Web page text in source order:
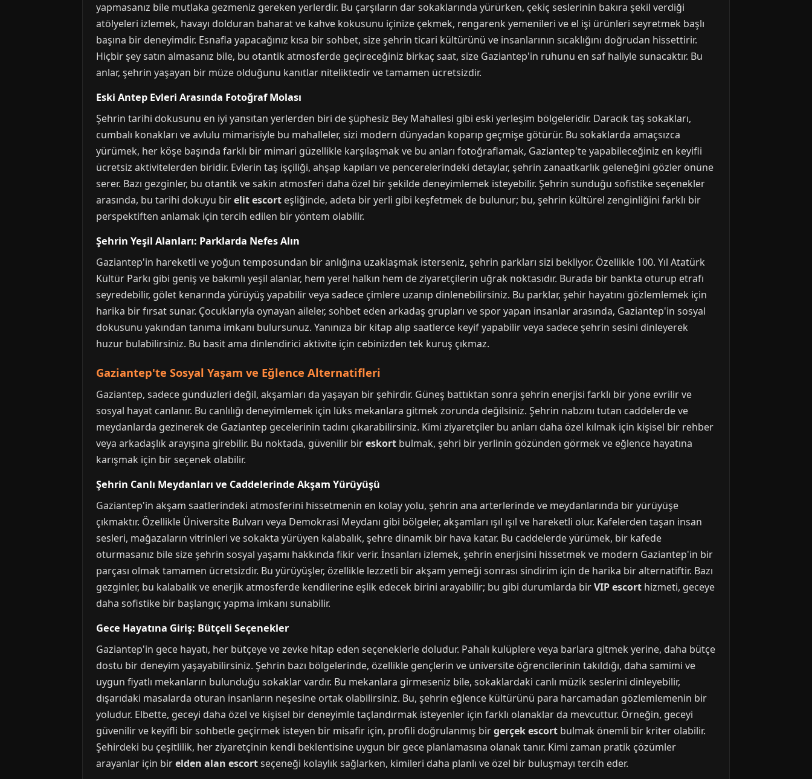
yapmasanız bile mutlaka gezmeniz gereken yerlerdir. Bu çarşıların dar sokaklarında yürürken, çekiç seslerinin bakıra şekil verdiği
atölyeleri izlemek, havayı dolduran baharat ve kahve kokusunu içinize çekmek, rengarenk yemenileri ve el işi ürünleri seyretmek başlı
başına bir deneyimdir. Esnafla yapacağınız kısa bir sohbet, size şehrin ticari kültürünü ve insanlarının sıcaklığını doğrudan hissettirir.
Hiçbir şey satın almasanız bile, bu otantik atmosferde geçireceğiniz birkaç saat, size Gaziantep'in ruhunu en saf haliyle sunacaktır. Bu
anlar, şehrin yaşayan bir müze olduğunu kanıtlar niteliktedir ve tamamen ücretsizdir.
Eski Antep Evleri Arasında Fotoğraf Molası
Şehrin tarihi dokusunu en iyi yansıtan yerlerden biri de şüphesiz Bey Mahallesi gibi eski yerleşim bölgeleridir. Daracık taş sokakları,
cumbalı konakları ve avlulu mimarisiyle bu mahalleler, sizi modern dünyadan koparıp geçmişe götürür. Bu sokaklarda amaçsızca
yürümek, her köşe başında farklı bir mimari güzellikle karşılaşmak ve bu anları fotoğraflamak, Gaziantep'te yapabileceğiniz en keyifli
ücretsiz aktivitelerden biridir. Evlerin taş işçiliği, ahşap kapıları ve pencerelerindeki detaylar, şehrin zanaatkarlık geleneğini gözler önüne
serer. Bazı gezginler, bu otantik ve sakin atmosferi daha özel bir şekilde deneyimlemek isteyebilir. Şehrin sunduğu sofistike seçenekler
arasında, bu tarihi dokuyu birelit escort eşliğinde, adeta bir yerli gibi keşfetmek de bulunur; bu, şehrin kültürel zenginliğini farklı bir
perspektiften anlamak için tercih edilen bir yöntem olabilir.
Şehrin Yeşil Alanları: Parklarda Nefes Alın
Gaziantep'in hareketli ve yoğun temposundan bir anlığına uzaklaşmak isterseniz, şehrin parkları sizi bekliyor. Özellikle 100. Yıl Atatürk
Kültür Parkı gibi geniş ve bakımlı yeşil alanlar, hem yerel halkın hem de ziyaretçilerin uğrak noktasıdır. Burada bir bankta oturup etrafı
seyredebilir, gölet kenarında yürüyüş yapabilir veya sadece çimlere uzanıp dinlenebilirsiniz. Bu parklar, şehir hayatını gözlemlemek için
harika bir fırsat sunar. Çocuklarıyla oynayan aileler, sohbet eden arkadaş grupları ve spor yapan insanlar arasında, Gaziantep'in sosyal
dokusunu yakından tanıma imkanı bulursunuz. Yanınıza bir kitap alıp saatlerce keyif yapabilir veya sadece şehrin sesini dinleyerek
huzur bulabilirsiniz. Bu basit ama dinlendirici aktivite için cebinizden tek kuruş çıkmaz.
Gaziantep'te Sosyal Yaşam ve Eğlence Alternatifleri
Gaziantep, sadece gündüzleri değil, akşamları da yaşayan bir şehirdir. Güneş battıktan sonra şehrin enerjisi farklı bir yöne evrilir ve
sosyal hayat canlanır. Bu canlılığı deneyimlemek için lüks mekanlara gitmek zorunda değilsiniz. Şehrin nabzını tutan caddelerde ve
meydanlarda gezinerek de Gaziantep gecelerinin tadını çıkarabilirsiniz. Kimi ziyaretçiler bu anları daha özel kılmak için kişisel bir rehber
veya arkadaşlık arayışına girebilir. Bu noktada, güvenilir bireskort bulmak, şehri bir yerlinin gözünden görmek ve eğlence hayatına
karışmak için bir seçenek olabilir.
Şehrin Canlı Meydanları ve Caddelerinde Akşam Yürüyüşü
Gaziantep'in akşam saatlerindeki atmosferini hissetmenin en kolay yolu, şehrin ana arterlerinde ve meydanlarında bir yürüyüşe
çıkmaktır. Özellikle Üniversite Bulvarı veya Demokrasi Meydanı gibi bölgeler, akşamları ışıl ışıl ve hareketli olur. Kafelerden taşan insan
sesleri, mağazaların vitrinleri ve sokakta yürüyen kalabalık, şehre dinamik bir hava katar. Bu caddelerde yürümek, bir kafede
oturmasanız bile size şehrin sosyal yaşamı hakkında fikir verir. İnsanları izlemek, şehrin enerjisini hissetmek ve modern Gaziantep'in bir
parçası olmak tamamen ücretsizdir. Bu yürüyüşler, özellikle lezzetli bir akşam yemeği sonrası sindirim için de harika bir alternatiftir. Bazı
gezginler, bu kalabalık ve enerjik atmosferde kendilerine eşlik edecek birini arayabilir; bu gibi durumlarda birVIP escort hizmeti, geceye
daha sofistike bir başlangıç yapma imkanı sunabilir.
Gece Hayatına Giriş: Bütçeli Seçenekler
Gaziantep'in gece hayatı, her bütçeye ve zevke hitap eden seçeneklerle doludur. Pahalı kulüplere veya barlara gitmek yerine, daha bütçe
dostu bir deneyim yaşayabilirsiniz. Şehrin bazı bölgelerinde, özellikle gençlerin ve üniversite öğrencilerinin takıldığı, daha samimi ve
uygun fiyatlı mekanların bulunduğu sokaklar vardır. Bu mekanlara girmeseniz bile, sokaklardaki canlı müzik seslerini dinleyebilir,
dışarıdaki masalarda oturan insanların neşesine ortak olabilirsiniz. Bu, şehrin eğlence kültürünü para harcamadan gözlemlemenin bir
yoludur. Elbette, geceyi daha özel ve kişisel bir deneyimle taçlandırmak isteyenler için farklı olanaklar da mevcuttur. Örneğin, geceyi
güvenilir ve keyifli bir sohbetle geçirmek isteyen bir misafir için, profili doğrulanmış birgerçek escort bulmak önemli bir kriter olabilir.
Şehirdeki bu çeşitlilik, her ziyaretçinin kendi beklentisine uygun bir gece planlamasına olanak tanır. Kimi zaman pratik çözümler
arayanlar için birelden alan escortseçeneği kolaylık sağlarken, kimileri daha planlı ve özel bir buluşmayı tercih eder.